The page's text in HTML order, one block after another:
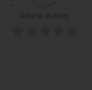
Article Rating